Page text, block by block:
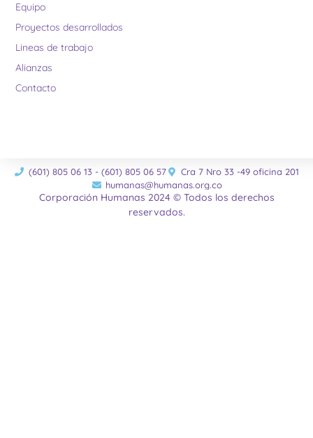
Equipo
Proyectos desarrollados
Lineas de trabajo
Alianzas
Contacto
(601) 805 06 13 - (601) 805 06 57
Cra 7 Nro 33 -49 oficina 201
humanas@humanas.org.co
Corporación Humanas 2024 © Todos los derechos
reservados.